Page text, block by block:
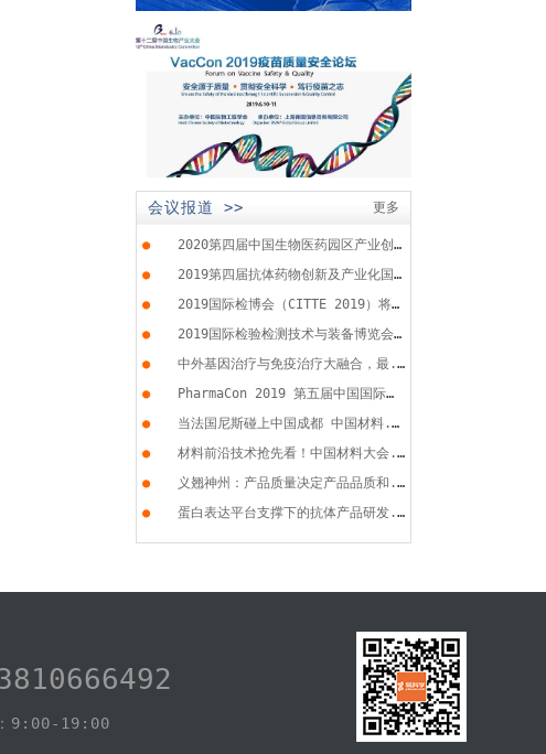
会议报道 >> 更多
●
2020第四届中国生物医药园区产业创...
●
2019第四届抗体药物创新及产业化国...
●
2019国际检博会（CITTE 2019）将于...
●
2019国际检验检测技术与装备博览会...
●
中外基因治疗与免疫治疗大融合，最...
●
PharmaCon 2019 第五届中国国际化...
●
当法国尼斯碰上中国成都 中国材料...
●
材料前沿技术抢先看！中国材料大会...
●
义翘神州：产品质量决定产品品质和...
●
蛋白表达平台支撑下的抗体产品研发...
9:00-19:00